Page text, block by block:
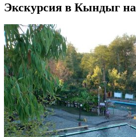
Экскурсия в Кындыг